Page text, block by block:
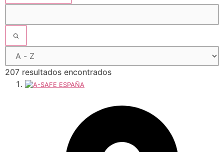
207 resultados encontrados